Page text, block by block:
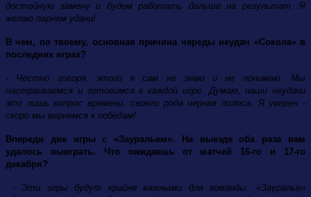
достойную замену и будем работать дальше на результат. Я
желаю парням удачи!
В чем, по твоему, основная причина череды неудач «Сокола» в
последних играх?
- Честно говоря, этого я сам не знаю и не понимаю. Мы
настраиваемся и готовимся к каждой игре. Думаю, наши неудачи
это лишь вопрос времени, своего рода черная полоса. Я уверен -
скоро мы вернемся к победам!
Впереди две игры с «Зауральем». На выезде оба раза вам
удалось выиграть. Что ожидаешь от матчей 16-го и 17-го
декабря?
- Эти игры будут крайне важными для команды. «Зауралье»